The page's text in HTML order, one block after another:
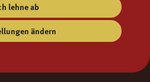
lehne ab
ändern
Datenschutz